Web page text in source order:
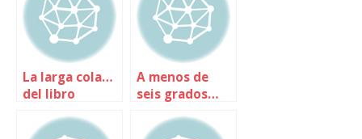
La larga cola…
del libro
A menos de
seis grados…